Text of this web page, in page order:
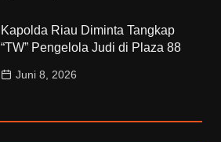
Kapolda Riau Diminta Tangkap
“TW” Pengelola Judi di Plaza 88
Juni 8, 2026